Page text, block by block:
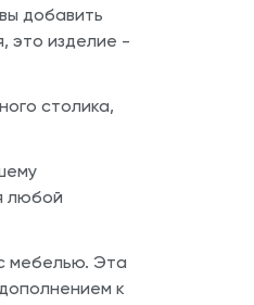
добавить
это изделие -
столика,
любой
мебелью. Эта
к